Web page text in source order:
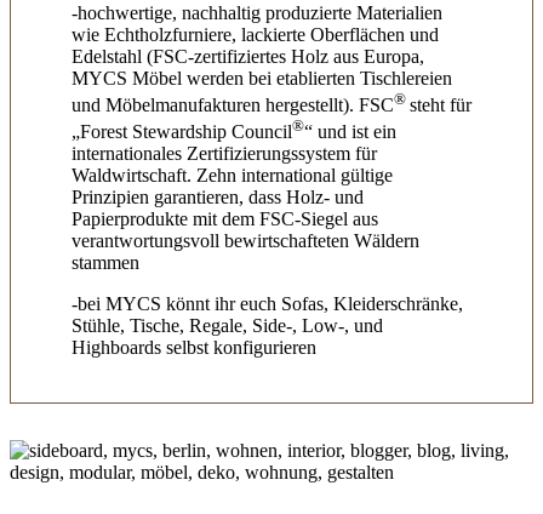
-hochwertige, nachhaltig produzierte Materialien
wie Echtholzfurniere, lackierte Oberflächen und
Edelstahl (FSC-zertifiziertes Holz aus Europa,
MYCS Möbel werden bei etablierten Tischlereien
und Möbelmanufakturen hergestellt). FSC® steht für
„Forest Stewardship Council®“ und ist ein
internationales Zertifizierungssystem für
Waldwirtschaft. Zehn international gültige
Prinzipien garantieren, dass Holz- und
Papierprodukte mit dem FSC-Siegel aus
verantwortungsvoll bewirtschafteten Wäldern
stammen
-bei MYCS könnt ihr euch Sofas, Kleiderschränke,
Stühle, Tische, Regale, Side-, Low-, und
Highboards selbst konfigurieren